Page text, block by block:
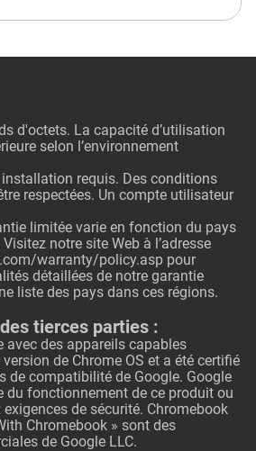
d'octets. La capacité d’utilisation
selon l’environnement
requis. Des conditions
respectées. Un compte utilisateur
limitée varie en fonction du pays
notre site Web à l’adresse
warranty/policy.asp pour
détaillées de notre garantie
liste des pays dans ces régions.
tierces parties :
avec des appareils capables
de Chrome OS et a été certifié
de compatibilité de Google. Google
du fonctionnement de ce produit ou
de sécurité. Chromebook
Chromebook » sont des
de Google LLC.